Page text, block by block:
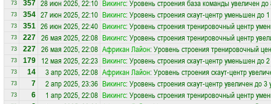
73 357 28 июн 2025, 22:10 Викингс: Уровень строения база команды увеличен до
73 354 27 июн 2025, 22:10 Викингс: Уровень строения скаут-центр уменьшен до
73 351 26 июн 2025, 22:40 Викингс: Уровень строения тренировочный центр
73 227 26 мая 2025, 22:08 Викингс: Уровень строения тренировочный центр
73 227 26 мая 2025, 22:08 Африкан Лайон: Уровень строения тренировочный
73 179 12 мая 2025, 22:23 Викингс: Уровень строения скаут-центр уменьшен до
73 14 3 апр 2025, 22:08 Африкан Лайон: Уровень строения скаут-центр
73 7 2 апр 2025, 23:36 Викингс: Уровень строения скаут-центр увеличен до 3
73 6 1 апр 2025, 22:08 Викингс: Уровень строения тренировочный центр